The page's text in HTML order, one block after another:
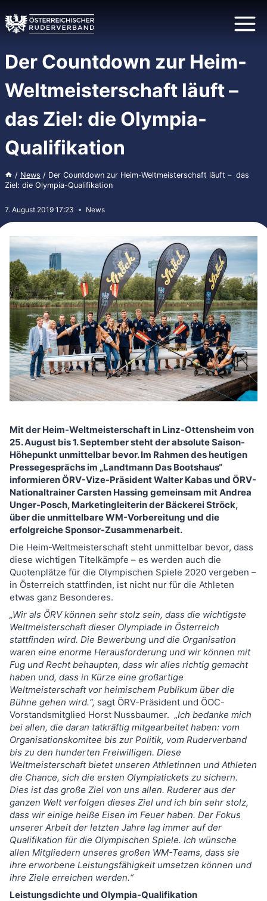
Inhalt
springen
Der Countdown zur Heim-
Weltmeisterschaft läuft –
das Ziel: die Olympia-
Qualifikation
/ News / Der Countdown zur Heim-Weltmeisterschaft läuft – das
Ziel: die Olympia-Qualifikation
7. August 2019 17:23 News
Mit der Heim-Weltmeisterschaft in Linz-Ottensheim von
25. August bis 1. September steht der absolute Saison-
Höhepunkt unmittelbar bevor. Im Rahmen des heutigen
Pressegesprächs im „Landtmann Das Bootshaus“
informieren ÖRV-Vize-Präsident Walter Kabas und ÖRV-
Nationaltrainer Carsten Hassing gemeinsam mit Andrea
Unger-Posch, Marketingleiterin der Bäckerei Ströck,
über die unmittelbare WM-Vorbereitung und die
erfolgreiche Sponsor-Zusammenarbeit.
Die Heim-Weltmeisterschaft steht unmittelbar bevor, dass
diese wichtigen Titelkämpfe – es werden auch die
Quotenplätze für die Olympischen Spiele 2020 vergeben –
in Österreich stattfinden, ist nicht nur für die Athleten
etwas ganz Besonderes.
„Wir als ÖRV können sehr stolz sein, dass die wichtigste
Weltmeisterschaft dieser Olympiade in Österreich
stattfinden wird. Die Bewerbung und die Organisation
waren eine enorme Herausforderung und wir können mit
Fug und Recht behaupten, dass wir alles richtig gemacht
haben und, dass in Kürze eine großartige
Weltmeisterschaft vor heimischem Publikum über die
Bühne gehen wird.“, sagt ÖRV-Präsident und ÖOC-
Vorstandsmitglied Horst Nussbaumer. „Ich bedanke mich
bei allen, die daran tatkräftig mitgearbeitet haben: vom
Organisationskomitee bis zur Politik, vom Ruderverband
bis zu den hunderten Freiwilligen. Diese
Weltmeisterschaft bietet unseren Athletinnen und Athleten
die Chance, sich die ersten Olympiatickets zu sichern.
Dies ist das große Ziel von uns allen. Ruderer aus der
ganzen Welt verfolgen dieses Ziel und ich bin sehr stolz,
dass wir einige heiße Eisen im Feuer haben. Der Fokus
unserer Arbeit der letzten Jahre lag immer auf der
Qualifikation für die Olympischen Spiele. Ich wünsche
allen Mitgliedern unseres großen WM-Teams, dass sie
ihre erworbene Leistungsfähigkeit umsetzen können und
ihre Ziele erreichen werden.“
Leistungsdichte und Olympia-Qualifikation